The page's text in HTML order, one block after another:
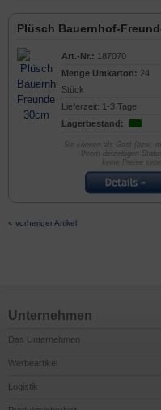
Plüsch Bauernhof-
Art.-Nr.: 187070
Menge Umkarton: 24
Stück
Lieferzeit: 1-3 Tage
Lagerbestand:
Sie können als Gast (bzw.
Ihrem derzeitigen
keine Preise
« vorheriger Artikel
Unternehmen
Das Unternehmen
Werbeartikel
Logistik